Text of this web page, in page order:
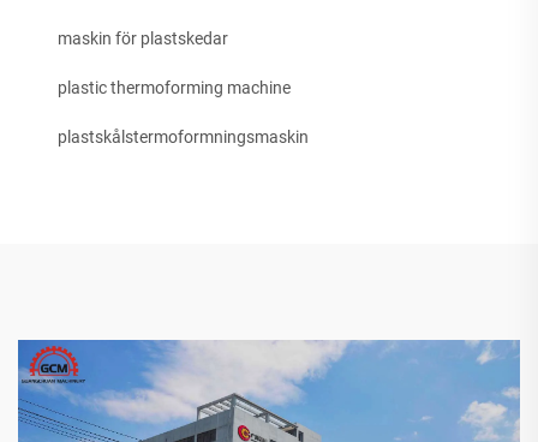
maskin för plastskedar
plastic thermoforming machine
plastskålstermoformningsmaskin